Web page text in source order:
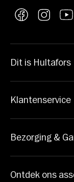
FacebookInstagram
Dit is Hultafors
Klantenservice
Bezorging &
Ontdek ons